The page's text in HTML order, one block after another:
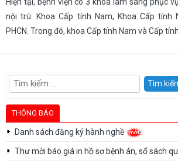
nội trú: Khoa Cấp tính Nam, Khoa Cấp tính
PHCN. Trong đó, khoa Cấp tính Nam và Cấp
Tìm
kiếm
cho:
THÔNG BÁO
Danh sách đăng ký hành nghề
Thư mời báo giá in hồ sơ bệnh án, sổ sách